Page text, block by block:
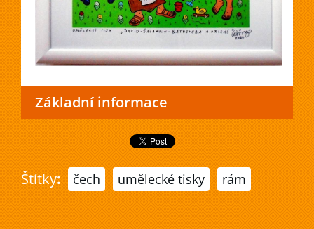
Základní informace
Štítky: čech umělecké tisky rám